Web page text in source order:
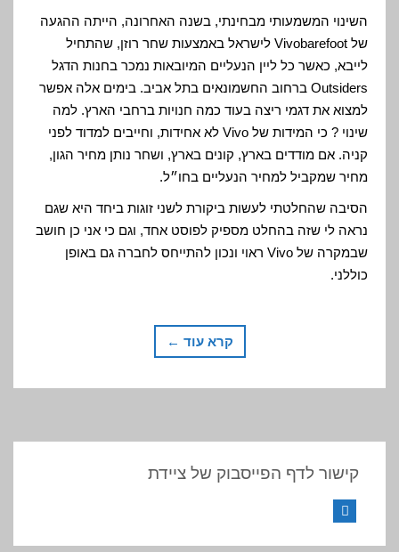
השינוי המשמעותי מבחינתי, בשנה האחרונה, הייתה ההגעה
של Vivobarefoot לישראל באמצעות שחר רוזן, שהתחיל
לייבא, כאשר כל ליין הנעליים המיובאות נמכר בחנות הדגל
Outsiders ברחוב החשמונאים בתל אביב. בימים אלה אפשר
למצוא את דגמי ריצה בעוד כמה חנויות ברחבי הארץ. למה
שינוי ? כי המידות של Vivo לא אחידות, וחייבים למדוד לפני
קניה. אם מודדים בארץ, קונים בארץ, ושחר נותן מחיר הגון,
מחיר שמקביל למחיר הנעליים בחו״ל.
הסיבה שהחלטתי לעשות ביקורת לשני זוגות ביחד היא שגם
נראה לי שזה בהחלט מספיק לפוסט אחד, וגם כי אני כן חושב
שבמקרה של Vivo ראוי ונכון להתייחס לחברה גם באופן
כוללני.
קרא עוד ←
קישור לדף הפייסבוק של ציידת